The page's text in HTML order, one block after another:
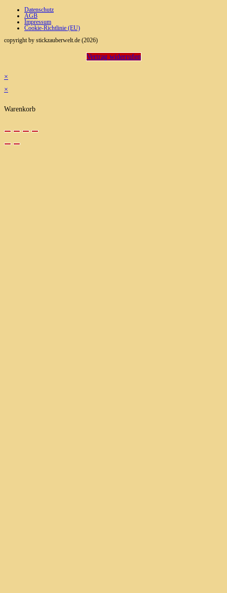
Datenschutz
AGB
Impressum
Cookie-Richtlinie (EU)
copyright by stickzauberwelt.de (2026)
Vertrag widerrufen
×
×
Warenkorb